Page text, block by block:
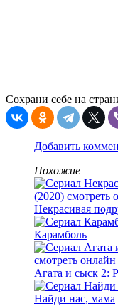
Сохрани себе на
Добавить
Похожие
Некрасивая
Карамболь
Агата и сыск 2:
Найди нас, мама